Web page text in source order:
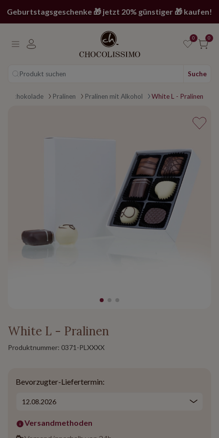
Geburtstagsgeschenke 🎁 jetzt 20% günstiger 🎁 kaufen!
0 0
Produkt suchen Suche
Main page
Schokolade Pralinen Pralinen mit Alkohol White L - Pralinen
White L - Pralinen
Produktnummer: 0371-PLXXXX
Bevorzugter-Liefertermin:
Versandmethoden